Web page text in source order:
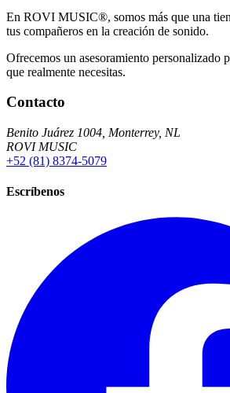
En ROVI MUSIC®, somos más que una
tus compañeros en la creación de sonido.
Ofrecemos un asesoramiento personalizado
que realmente necesitas.
Contacto
Benito Juárez 1004, Monterrey, NL
ROVI MUSIC
+52 (81) 8374-5079
Escríbenos